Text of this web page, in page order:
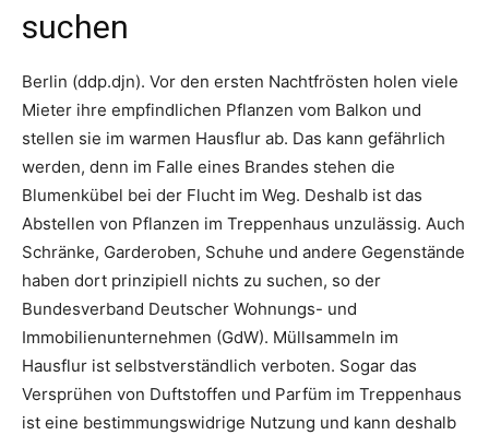
suchen
Berlin (ddp.djn). Vor den ersten Nachtfrösten holen viele
Mieter ihre empfindlichen Pflanzen vom Balkon und
stellen sie im warmen Hausflur ab. Das kann gefährlich
werden, denn im Falle eines Brandes stehen die
Blumenkübel bei der Flucht im Weg. Deshalb ist das
Abstellen von Pflanzen im Treppenhaus unzulässig. Auch
Schränke, Garderoben, Schuhe und andere Gegenstände
haben dort prinzipiell nichts zu suchen, so der
Bundesverband Deutscher Wohnungs- und
Immobilienunternehmen (GdW). Müllsammeln im
Hausflur ist selbstverständlich verboten. Sogar das
Versprühen von Duftstoffen und Parfüm im Treppenhaus
ist eine bestimmungswidrige Nutzung und kann deshalb